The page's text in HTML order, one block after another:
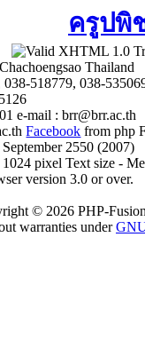
ครูปพิ
Thailand
518779, 038-
e-mail : brr@brr.ac.th
Facebook from php
2550 (2007)
pixel Text size -
version 3.0 or over.
© 2026 PHP-
warranties under